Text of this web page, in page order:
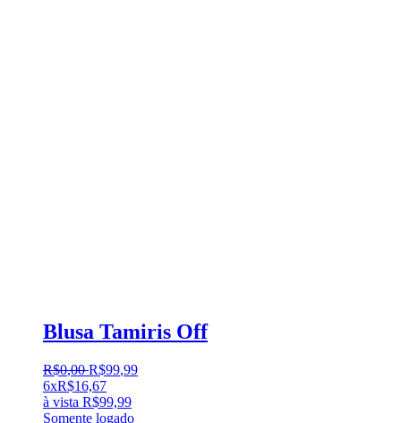
Blusa Tamiris Off
R$0,00 R$99,99
6xR$16,67
à vista R$99,99
Somente logado